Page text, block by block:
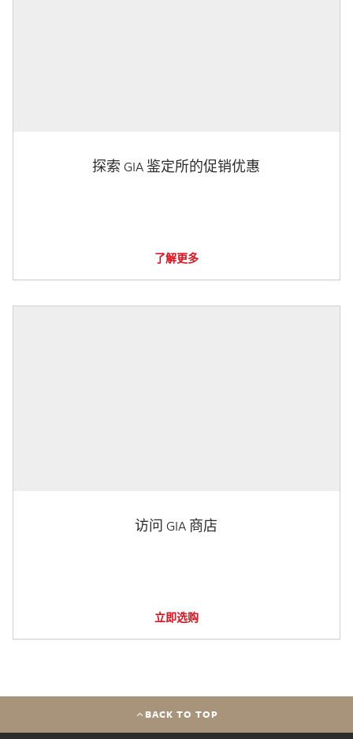
探索 GIA 鉴定所的促销优惠
了解更多
访问 GIA 商店
立即选购
BACK TO TOP